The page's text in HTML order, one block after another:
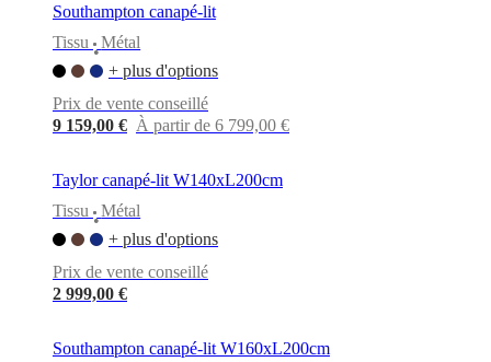
Southampton canapé-lit
Tissu
•
Métal
+ plus d'options
Prix de vente conseillé
9 159,00 € À partir de 6 799,00 €
Taylor canapé-lit W140xL200cm
Tissu
•
Métal
+ plus d'options
Prix de vente conseillé
2 999,00 €
Southampton canapé-lit W160xL200cm